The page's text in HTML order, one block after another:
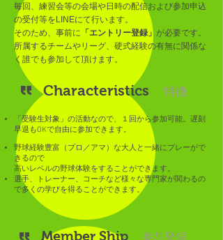
毎回、練習会等の会場や日時の配信および参加申込
の受付等をLINEにて行います。
そのため、事前に 「エントリー登録」 が必要です。
所属するチームやリーグ、硬式経験の有無に関係な
く誰でも参加して頂けます。
Characteristics 特徴
「受験生対象」の活動なので、１回から参加可能。遅刻
早退もOKで自由に参加できます。
野球経験豊富（プロ／アマ）な大人と一緒にプレーがで
きるので
高いレベルの野球体験をすることができます。
選手、トレーナー、コーチなど様々な専門家が関わるの
で多くの学びを得ることができます。
Member Ship 参加登録